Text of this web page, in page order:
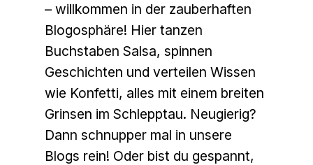
– willkommen in der zauberhaften
Blogosphäre! Hier tanzen
Buchstaben Salsa, spinnen
Geschichten und verteilen Wissen
wie Konfetti, alles mit einem breiten
Grinsen im Schlepptau. Neugierig?
Dann schnupper mal in unsere
Blogs rein! Oder bist du gespannt,